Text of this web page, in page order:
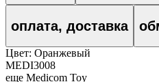
оплата, доставка
Цвет: Оранжевый
MEDI3008
еще Medicom Toy